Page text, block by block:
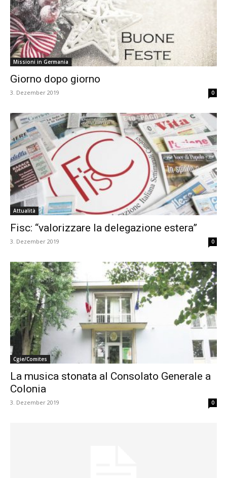
Missioni in Germania
Giorno dopo giorno
3. Dezember 2019 0
Attualità
Fisc: “valorizzare la delegazione estera”
3. Dezember 2019 0
Cgie/Comites
La musica stonata al Consolato Generale a
Colonia
3. Dezember 2019 0